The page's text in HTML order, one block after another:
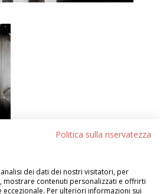
Themes| Sviluppato da
Politica sulla riservatezza
dei dati dei nostri visitatori, per
mostrare contenuti personalizzati e offrirti
Per ulteriori informazioni sui